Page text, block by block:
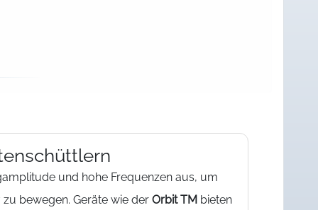
und hohe Frequenzen aus, um
bewegen. Geräte wie der Orbit TM bieten